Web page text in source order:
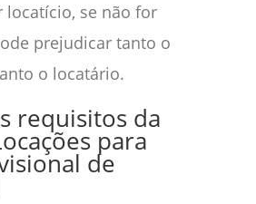
locatício, se não for
prejudicar tanto o
o locatário.
requisitos da
para
de